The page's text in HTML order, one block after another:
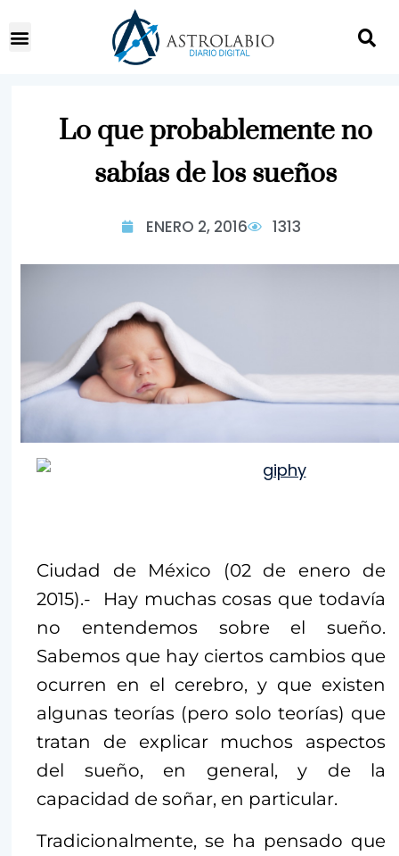
Lo que probablemente no
sabías de los sueños
ENERO 2, 2016 1313
Ciudad de México (02 de enero de
2015).- Hay muchas cosas que todavía
no entendemos sobre el sueño.
Sabemos que hay ciertos cambios que
ocurren en el cerebro, y que existen
algunas teorías (pero solo teorías) que
tratan de explicar muchos aspectos
del sueño, en general, y de la
capacidad de soñar, en particular.
Tradicionalmente, se ha pensado que